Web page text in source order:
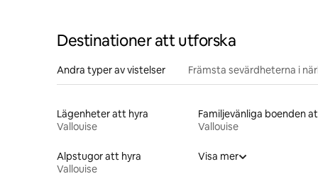
Destinationer att utforska
Andra typer av vistelser Främsta sevärdheterna i
Lägenheter att hyra
Vallouise
Vallouise
Alpstugor att hyra
Vallouise
Visa mer